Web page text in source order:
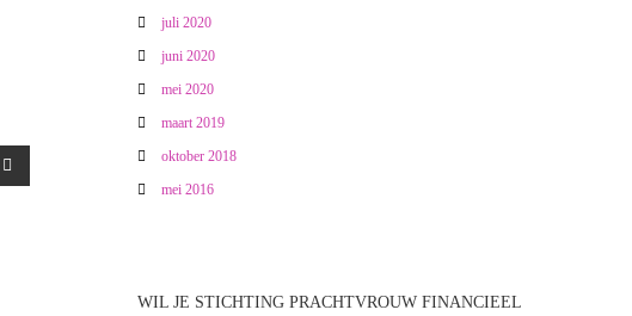
juli 2020
juni 2020
mei 2020
maart 2019
oktober 2018
mei 2016
WIL JE STICHTING PRACHTVROUW FINANCIEEL